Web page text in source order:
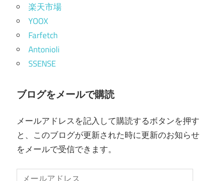
楽天市場
YOOX
Farfetch
Antonioli
SSENSE
ブログをメールで購読
メールアドレスを記入して購読するボタンを押す
と、このブログが更新された時に更新のお知らせ
をメールで受信できます。